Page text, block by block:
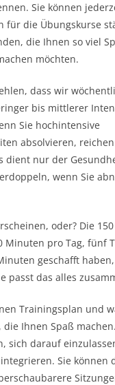
Sie können
für die Übungskurse
die Ihnen so viel
möchten.
dass wir
bis mittlerer
Sie hochintensive
absolvieren,
dient nur der
wenn Sie
oder? Die
Minuten pro Tag, fünf
geschafft
passt das alles
Trainingsplan und
Ihnen Spaß
sich darauf
Sie können